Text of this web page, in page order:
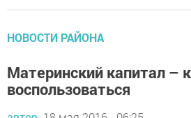
НОВОСТИ РАЙОНА
Материнский капитал –
воспользоваться